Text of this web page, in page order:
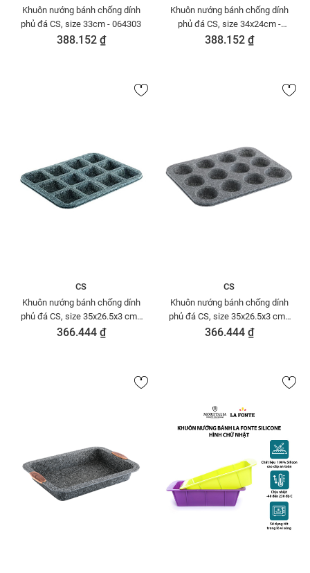
Khuôn nướng bánh chống dính
phủ đá CS, size 33cm - 064303
388.152 ₫
Khuôn nướng bánh chống dính
phủ đá CS, size 34x24cm -
064341
388.152 ₫
CS
Khuôn nướng bánh chống dính
phủ đá CS, size 35x26.5x3 cm -
065362
366.444 ₫
CS
Khuôn nướng bánh chống dính
phủ đá CS, size 35x26.5x3 cm -
065522
366.444 ₫